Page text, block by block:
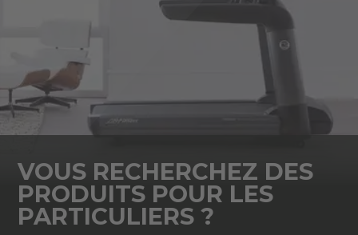
VOUS RECHERCHEZ DES
PRODUITS POUR LES
PARTICULIERS ?